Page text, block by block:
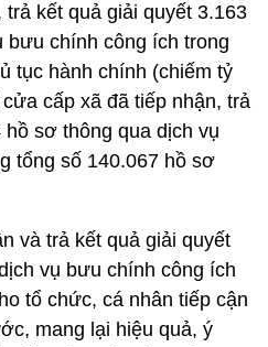
kết quả giải quyết 3.163
bưu chính công ích trong
tục hành chính (chiếm tỷ
cấp xã đã tiếp nhận, trả
sơ thông qua dịch vụ
tổng số 140.067 hồ sơ
và trả kết quả giải quyết
vụ bưu chính công ích
tổ chức, cá nhân tiếp cận
mang lại hiệu quả, ý